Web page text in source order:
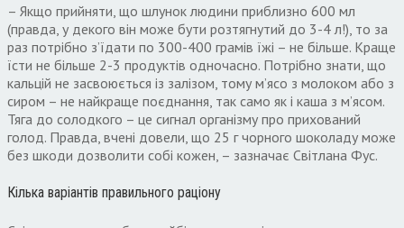
– Якщо прийняти, що шлунок людини приблизно 600 мл
(правда, у декого він може бути розтягнутий до 3-4 л!), то за
раз потрібно з’їдати по 300-400 грамів їжі – не більше. Краще
їсти не більше 2-3 продуктів одночасно. Потрібно знати, що
кальцій не засвоюється із залізом, тому м’ясо з молоком або з
сиром – не найкраще поєднання, так само як і каша з м’ясом.
Тяга до солодкого – це сигнал організму про прихований
голод. Правда, вчені довели, що 25 г чорного шоколаду може
без шкоди дозволити собі кожен, – зазначає Світлана Фус.
Кілька варіантів правильного раціону